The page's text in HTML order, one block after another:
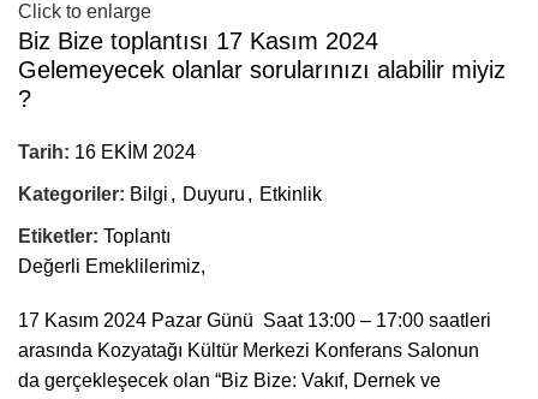
Click to enlarge
Biz Bize toplantısı 17 Kasım 2024
Gelemeyecek olanlar sorularınızı alabilir miyiz
?
Tarih: 16 EKİM 2024
Kategoriler: Bilgi , Duyuru , Etkinlik
Etiketler: Toplantı
Değerli Emeklilerimiz,
17 Kasım 2024 Pazar Günü Saat 13:00 – 17:00 saatleri
arasında Kozyatağı Kültür Merkezi Konferans Salonun
da gerçekleşecek olan “Biz Bize: Vakıf, Dernek ve